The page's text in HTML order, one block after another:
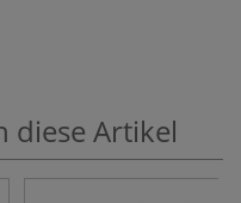
diese Artikel